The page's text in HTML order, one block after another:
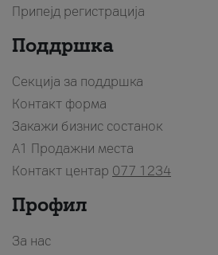
Припејд регистрација
Поддршка
Секција за поддршка
Контакт форма
Закажи бизнис состанок
A1 Продажни места
Контакт центар 077 1234
Профил
За нас